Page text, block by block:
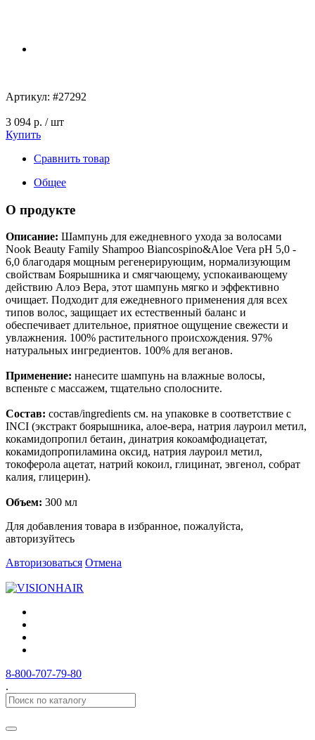
Артикул: #27292
3 094 р. / шт
Купить
Сравнить товар
Общее
О продукте
Описание: Шампунь для ежедневного ухода за волосами
Nook Beauty Family Shampoo Biancospino&Aloe Vera pH 5,0 -
6,0 благодаря мощным регенерирующим, нормализующим
свойствам Боярышника и смягчающему, успокаивающему
действию Алоэ Вера, этот шампунь мягко и эффективно
очищает. Подходит для ежедневного применения для всех
типов волос, защищает их естественный баланс и
обеспечивает длительное, приятное ощущение свежести и
увлажнения. 100% растительного происхождения. 97%
натуральных ингредиентов. 100% для веганов.
Применение: нанесите шампунь на влажные волосы,
вспеньте с массажем, тщательно сполосните.
Состав: состав/ingredients см. на упаковке в соответствие с
INCI (экстракт боярышника, алое-вера, натрия лауроил метил,
кокамидопропил бетаин, динатрия кокоамфодиацетат,
кокамидопропиламина оксид, натрия лауроил метил,
токоферола ацетат, натрий кокоил, глицинат, эвгенол, собрат
калия, глицерин).
Объем: 300 мл
Для добавления товара в избранное, пожалуйста,
авторизуйтесь
Авторизоваться Отмена
8-800-707-79-80
.